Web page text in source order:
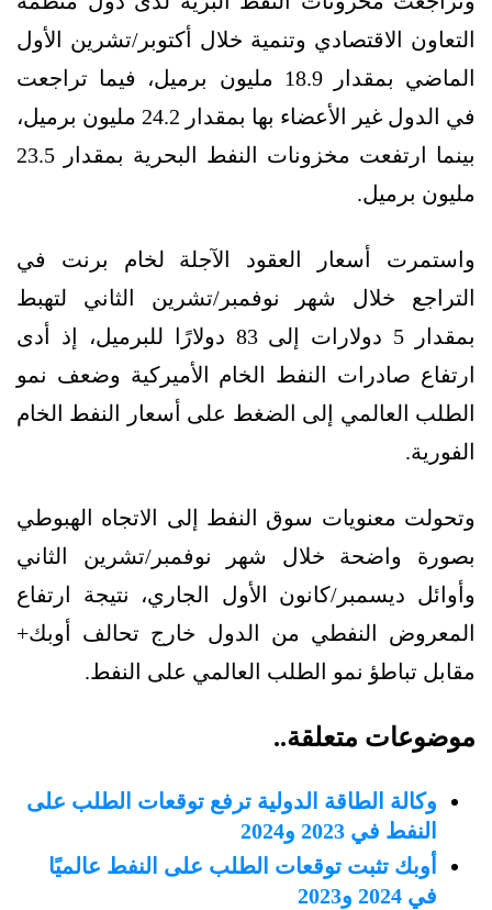
التعاون الاقتصادي وتنمية خلال أكتوبر/تشرين الأول
الماضي بمقدار 18.9 مليون برميل، فيما تراجعت
في الدول غير الأعضاء بها بمقدار 24.2 مليون برميل،
بينما ارتفعت مخزونات النفط البحرية بمقدار 23.5
مليون برميل.
واستمرت أسعار العقود الآجلة لخام برنت في
التراجع خلال شهر نوفمبر/تشرين الثاني لتهبط
بمقدار 5 دولارات إلى 83 دولارًا للبرميل، إذ أدى
ارتفاع صادرات النفط الخام الأميركية وضعف نمو
الطلب العالمي إلى الضغط على أسعار النفط الخام
الفورية.
وتحولت معنويات سوق النفط إلى الاتجاه الهبوطي
بصورة واضحة خلال شهر نوفمبر/تشرين الثاني
وأوائل ديسمبر/كانون الأول الجاري، نتيجة ارتفاع
المعروض النفطي من الدول خارج تحالف أوبك+
مقابل تباطؤ نمو الطلب العالمي على النفط.
موضوعات متعلقة..
وكالة الطاقة الدولية ترفع توقعات الطلب على
النفط في 2023 و2024
أوبك تثبت توقعات الطلب على النفط عالميًا
في 2024 و2023